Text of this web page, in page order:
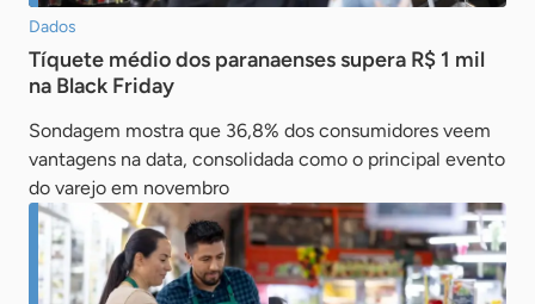
Dados
Tíquete médio dos paranaenses supera R$ 1 mil
na Black Friday
Sondagem mostra que 36,8% dos consumidores veem
vantagens na data, consolidada como o principal evento
do varejo em novembro